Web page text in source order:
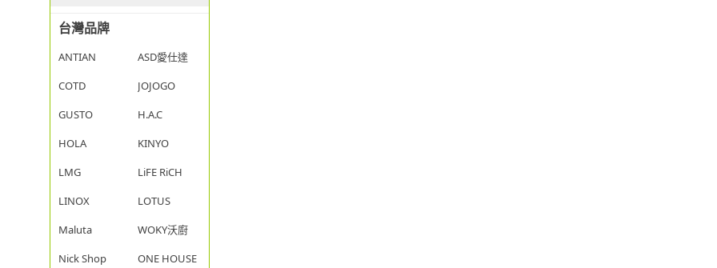
台灣品牌
ANTIAN
ASD愛仕達
COTD
JOJOGO
GUSTO
H.A.C
HOLA
KINYO
LMG
LiFE RiCH
LINOX
LOTUS
Maluta
WOKY沃廚
Nick Shop
ONE HOUSE